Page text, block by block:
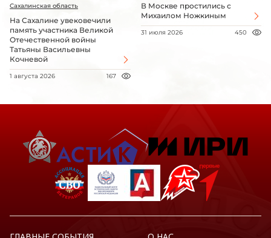
Сахалинская область
На Сахалине увековечили
память участника Великой
Отечественной войны
Татьяны Васильевны
Кочневой
1 августа 2026 167
В Москве простились с
Михаилом Ножкиным
31 июля 2026 450